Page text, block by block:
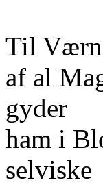
Til Værn
af al
gyder
ham i
selviske